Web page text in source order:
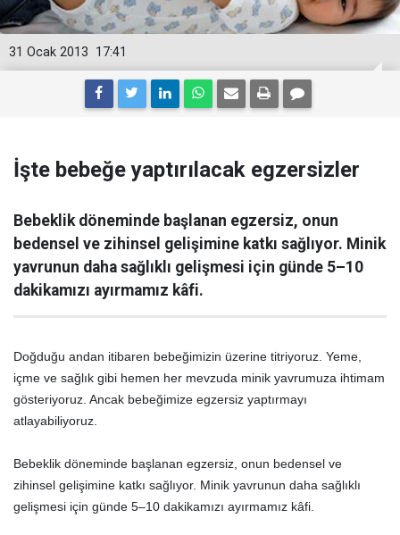
17:41
31 Ocak 2013
İşte bebeğe yaptırılacak egzersizler
Bebeklik döneminde başlanan egzersiz, onun
bedensel ve zihinsel gelişimine katkı sağlıyor. Minik
yavrunun daha sağlıklı gelişmesi için günde 5–10
dakikamızı ayırmamız kâfi.
Doğduğu andan itibaren bebeğimizin üzerine titriyoruz. Yeme,
içme ve sağlık gibi hemen her mevzuda minik yavrumuza ihtimam
gösteriyoruz. Ancak bebeğimize egzersiz yaptırmayı
atlayabiliyoruz.
Bebeklik döneminde başlanan egzersiz, onun bedensel ve
zihinsel gelişimine katkı sağlıyor. Minik yavrunun daha sağlıklı
gelişmesi için günde 5–10 dakikamızı ayırmamız kâfi.